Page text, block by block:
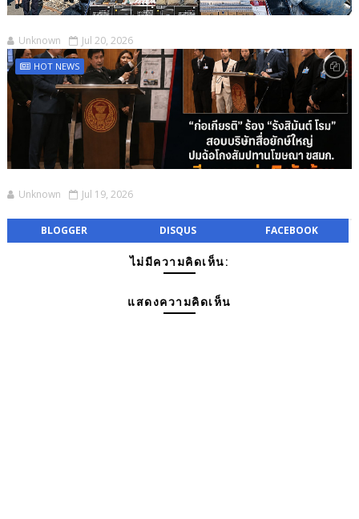
Unknown Jul 20, 2026
HOT NEWS
Unknown Jul 19, 2026
BLOGGER DISQUS FACEBOOK
ไม่มีความคิดเห็น:
แสดงความคิดเห็น